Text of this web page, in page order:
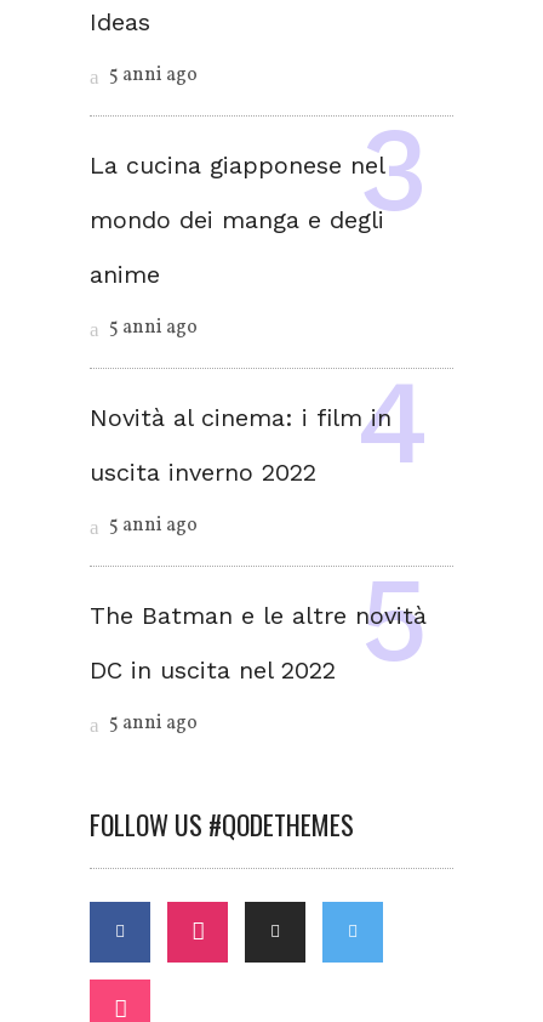
Ideas
5 anni ago
La cucina giapponese nel
mondo dei manga e degli
anime
5 anni ago
Novità al cinema: i film in
uscita inverno 2022
5 anni ago
The Batman e le altre novità
DC in uscita nel 2022
5 anni ago
FOLLOW US #QODETHEMES